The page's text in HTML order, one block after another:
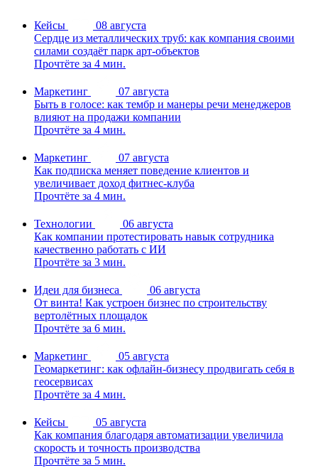
Кейсы
08 августа
Сердце из металлических труб: как компания своими
силами создаёт парк арт-объектов
Прочтёте за 4 мин.
Маркетинг
07 августа
Быть в голосе: как тембр и манеры речи менеджеров
влияют на продажи компании
Прочтёте за 4 мин.
Маркетинг
07 августа
Как подписка меняет поведение клиентов и
увеличивает доход фитнес-клуба
Прочтёте за 4 мин.
Технологии
06 августа
Как компании протестировать навык сотрудника
качественно работать с ИИ
Прочтёте за 3 мин.
Идеи для бизнеса
06 августа
От винта! Как устроен бизнес по строительству
вертолётных площадок
Прочтёте за 6 мин.
Маркетинг
05 августа
Геомаркетинг: как офлайн-бизнесу продвигать себя в
геосервисах
Прочтёте за 4 мин.
Кейсы
05 августа
Как компания благодаря автоматизации увеличила
скорость и точность производства
Прочтёте за 5 мин.